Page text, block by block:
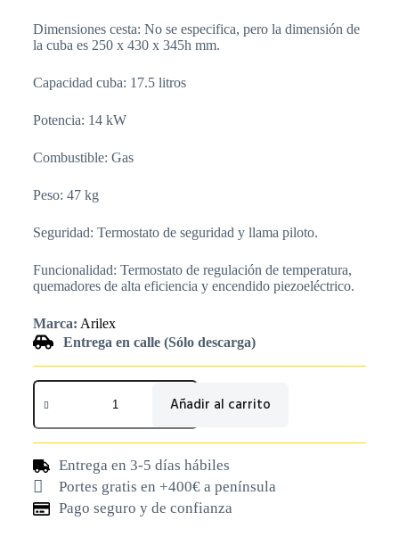
Dimensiones cesta: No se especifica, pero la dimensión de
la cuba es 250 x 430 x 345h mm.
Capacidad cuba: 17.5 litros
Potencia: 14 kW
Combustible: Gas
Peso: 47 kg
Seguridad: Termostato de seguridad y llama piloto.
Funcionalidad: Termostato de regulación de temperatura,
quemadores de alta eficiencia y encendido piezoeléctrico.
Marca: Arilex
Entrega en calle (Sólo descarga)
Añadir al carrito
Entrega en 3-5 días hábiles
Portes gratis en +400€ a península
Pago seguro y de confianza